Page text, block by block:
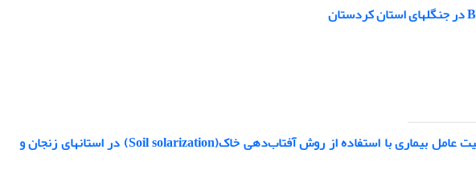
بررسی بیماری پژمردگی شاخۀ درخت و نهال زیتون و کاهش جمعیت عامل بیماری با استفاده از روش آفتاب‌دهی خاک(Soil solarization) در استان‏های زنجان و